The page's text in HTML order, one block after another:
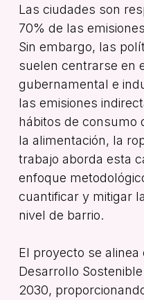
Las ciudades son
70% de las
Sin embargo, las
suelen centrarse en
gubernamental e
las emisiones
hábitos de consumo
la alimentación, la
trabajo aborda esta
enfoque
cuantificar y mitigar
nivel de barrio.
El proyecto se
Desarrollo
2030,